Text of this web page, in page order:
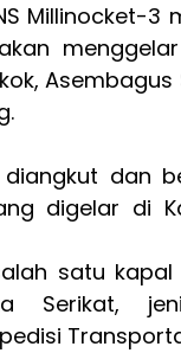
Millinocket-3
dan
digelar di
satu
Serikat,